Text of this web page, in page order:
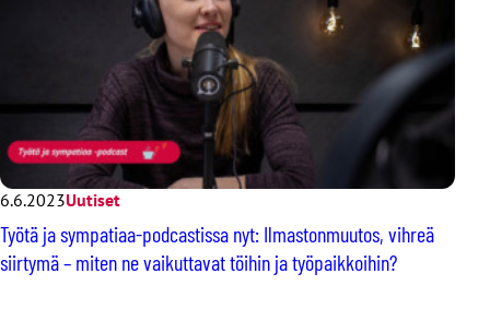
6.6.2023Uutiset
Työtä ja sympatiaa-podcastissa nyt: Ilmastonmuutos, vihreä
siirtymä – miten ne vaikuttavat töihin ja työpaikkoihin?